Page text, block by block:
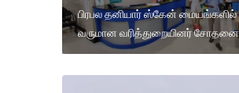
பிரபல தனியார் ஸ்கேன் மையங்களில்
வருமான வரித்துறையினர் சோதனை